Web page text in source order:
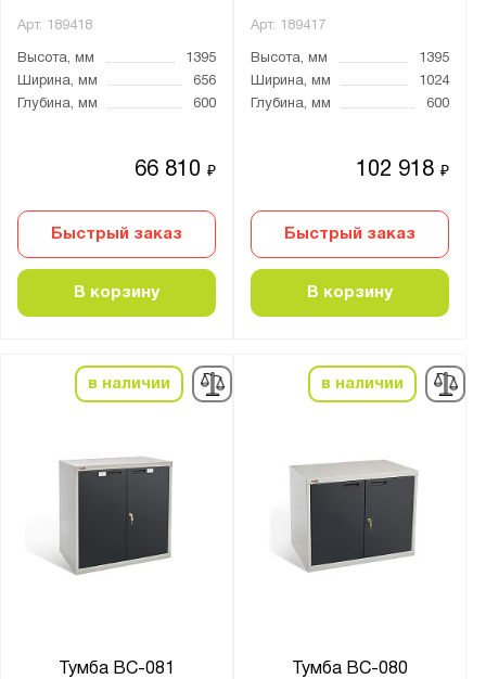
Арт. 189418
Высота, мм
1395
Ширина, мм
656
Глубина, мм
600
66 810₽
Быстрый заказ
В корзину
Арт. 189417
Высота, мм
1395
Ширина, мм
1024
Глубина, мм
600
102 918₽
Быстрый заказ
В корзину
в наличии
Тумба ВС-081
в наличии
Тумба ВС-080